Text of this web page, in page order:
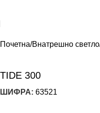
Почетна Внатрешно светло
TIDE 300
ШИФРА: 63521